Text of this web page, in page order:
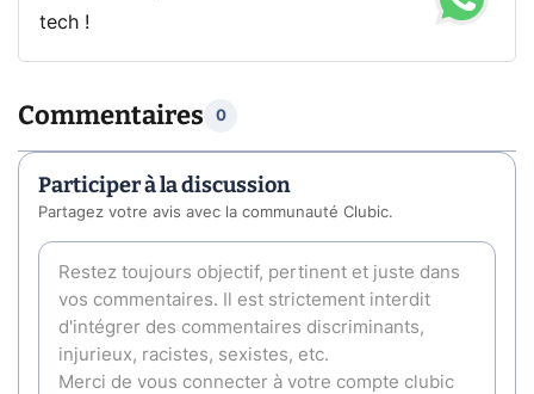
tech !
Commentaires 0
Participer à la discussion
Partagez votre avis avec la communauté Clubic.